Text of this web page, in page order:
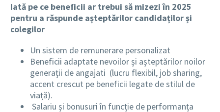
Iată pe ce beneficii ar trebui să mizezi în 2025
pentru a răspunde așteptărilor candidaților și
colegilor
Un sistem de remunerare personalizat
Beneficii adaptate nevoilor și așteptărilor noilor
generații de angajati (lucru flexibil, job sharing,
accent crescut pe beneficii legate de stilul de
viață).
Salariu și bonusuri în funcție de performanța